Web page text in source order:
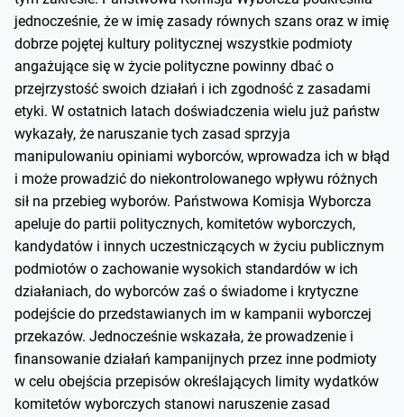
jednocześnie, że w imię zasady równych szans oraz w imię
dobrze pojętej kultury politycznej wszystkie podmioty
angażujące się w życie polityczne powinny dbać o
przejrzystość swoich działań i ich zgodność z zasadami
etyki. W ostatnich latach doświadczenia wielu już państw
wykazały, że naruszanie tych zasad sprzyja
manipulowaniu opiniami wyborców, wprowadza ich w błąd
i może prowadzić do niekontrolowanego wpływu różnych
sił na przebieg wyborów. Państwowa Komisja Wyborcza
apeluje do partii politycznych, komitetów wyborczych,
kandydatów i innych uczestniczących w życiu publicznym
podmiotów o zachowanie wysokich standardów w ich
działaniach, do wyborców zaś o świadome i krytyczne
podejście do przedstawianych im w kampanii wyborczej
przekazów. Jednocześnie wskazała, że prowadzenie i
finansowanie działań kampanijnych przez inne podmioty
w celu obejścia przepisów określających limity wydatków
komitetów wyborczych stanowi naruszenie zasad